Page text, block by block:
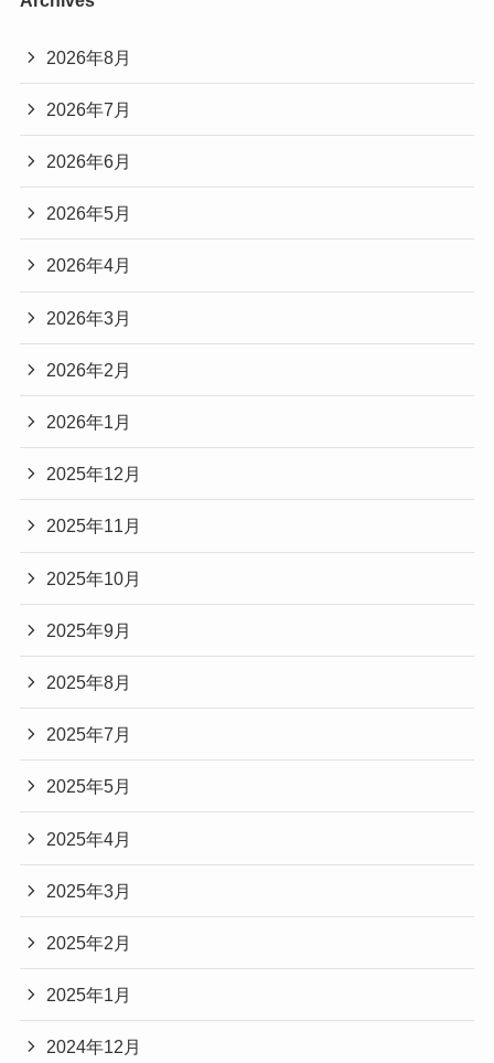
2026年8月
2026年7月
2026年6月
2026年5月
2026年4月
2026年3月
2026年2月
2026年1月
2025年12月
2025年11月
2025年10月
2025年9月
2025年8月
2025年7月
2025年5月
2025年4月
2025年3月
2025年2月
2025年1月
2024年12月